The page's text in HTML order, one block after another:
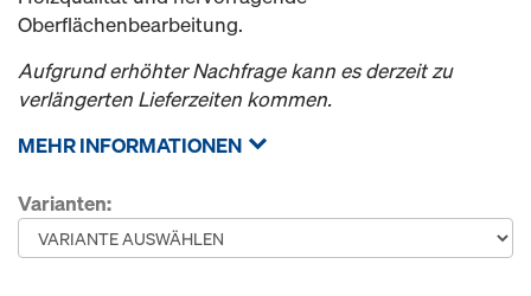
Oberflächenbearbeitung.
Aufgrund erhöhter Nachfrage kann es derzeit zu
verlängerten Lieferzeiten kommen.
MEHR INFORMATIONEN
Varianten: